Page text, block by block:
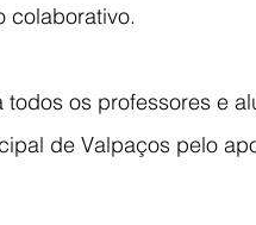
colaborativo.
os professores e
de Valpaços pelo